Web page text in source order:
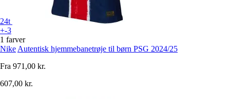
24t
+-3
1 farver
Nike Autentisk hjemmebanetrøje til børn PSG 2024/25
Fra 971,00 kr.
607,00 kr.